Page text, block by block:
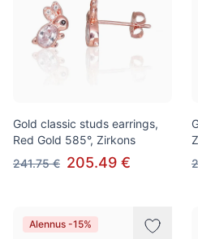
Gold classic studs earrings,
Red Gold 585°, Zirkons
241.75 € 205.49 €
Alennus -15%